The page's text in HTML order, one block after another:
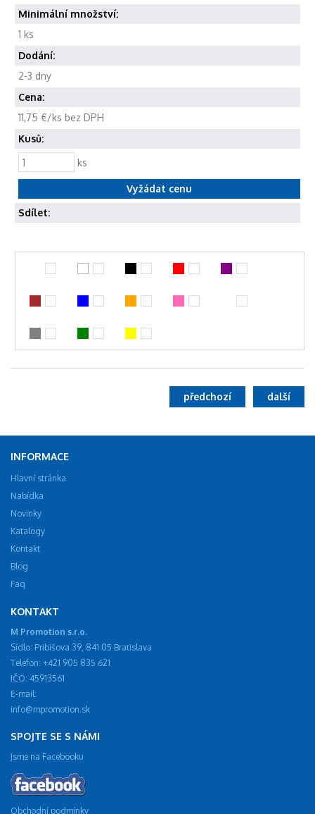
Minimální množství:
1 ks
Dodání:
2-3 dny
Cena:
11,75 €/ks bez DPH
Kusů:
ks
Sdílet:
další
předchozí
INFORMACE
Hlavní stránka
Nabídka
Novinky
Katalogy
Kontakt
Blog
Faq
KONTAKT
M Promotion s.r.o.
Sídlo: Pribišova 39, 841 05 Bratislava
Telefon: +421 905 835 621
IČO: 45913561
E-mail:
info@mpromotion.sk
SPOJTE SE S NÁMI
Jsme na Facebooku
Obchodní podmínky